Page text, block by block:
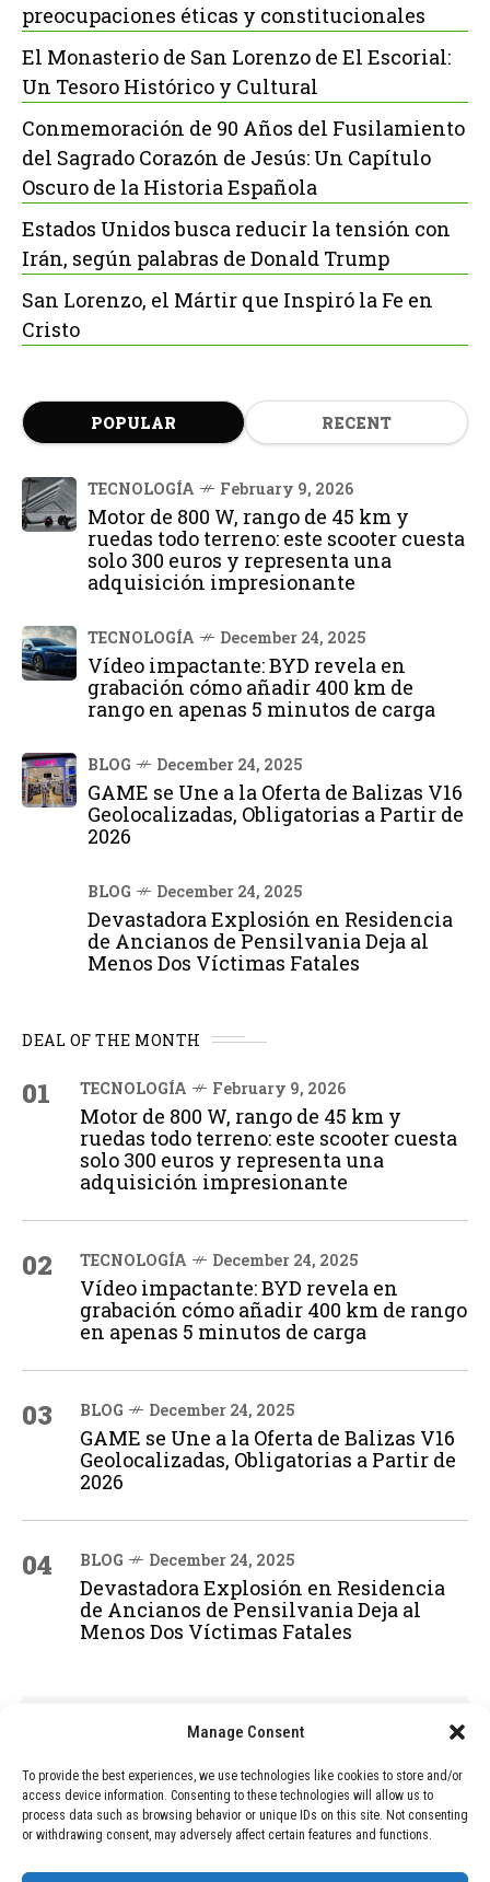
Manage Consent
To provide the best experiences, we use technologies like cookies to store and/or
access device information. Consenting to these technologies will allow us to
process data such as browsing behavior or unique IDs on this site. Not consenting
or withdrawing consent, may adversely affect certain features and functions.
preocupaciones éticas y constitucionales
El Monasterio de San Lorenzo de El Escorial:
Un Tesoro Histórico y Cultural
Conmemoración de 90 Años del Fusilamiento
del Sagrado Corazón de Jesús: Un Capítulo
Oscuro de la Historia Española
Estados Unidos busca reducir la tensión con
Irán, según palabras de Donald Trump
San Lorenzo, el Mártir que Inspiró la Fe en
Cristo
POPULAR RECENT
TECNOLOGÍA February 9, 2026
Motor de 800 W, rango de 45 km y
ruedas todo terreno: este scooter cuesta
solo 300 euros y representa una
adquisición impresionante
TECNOLOGÍA December 24, 2025
Vídeo impactante: BYD revela en
grabación cómo añadir 400 km de
rango en apenas 5 minutos de carga
BLOG December 24, 2025
GAME se Une a la Oferta de Balizas V16
Geolocalizadas, Obligatorias a Partir de
2026
BLOG December 24, 2025
Devastadora Explosión en Residencia
de Ancianos de Pensilvania Deja al
Menos Dos Víctimas Fatales
DEAL OF THE MONTH
01 TECNOLOGÍA February 9, 2026
Motor de 800 W, rango de 45 km y
ruedas todo terreno: este scooter cuesta
solo 300 euros y representa una
adquisición impresionante
02 TECNOLOGÍA December 24, 2025
Vídeo impactante: BYD revela en
grabación cómo añadir 400 km de rango
en apenas 5 minutos de carga
03 BLOG December 24, 2025
GAME se Une a la Oferta de Balizas V16
Geolocalizadas, Obligatorias a Partir de
2026
04 BLOG December 24, 2025
Devastadora Explosión en Residencia
de Ancianos de Pensilvania Deja al
Menos Dos Víctimas Fatales